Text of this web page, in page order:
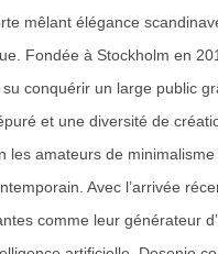
mêlant élégance
Fondée à Stockholm en
conquérir un large public
et une diversité de
les amateurs de
Avec l’arrivée
comme leur générateur